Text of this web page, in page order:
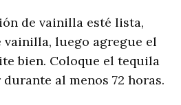
de vainilla esté lista,
vainilla, luego agregue el
bien. Coloque el tequila
al menos 72 horas.